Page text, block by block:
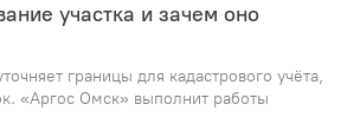
участка и зачем оно
границы для кадастрового учёта,
«Аргос Омск» выполнит работы